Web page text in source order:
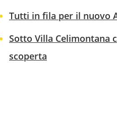
Tutti in fila per il nuovo
Sotto Villa Celimontana
scoperta